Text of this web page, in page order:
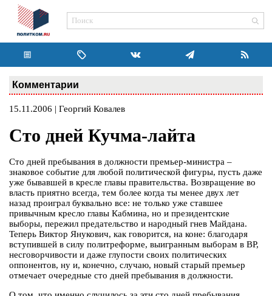
Комментарии
15.11.2006 | Георгий Ковалев
Сто дней Кучма-лайта
Сто дней пребывания в должности премьер-министра –
знаковое событие для любой политической фигуры, пусть даже
уже бывавшей в кресле главы правительства. Возвращение во
власть приятно всегда, тем более когда ты менее двух лет
назад проиграл буквально все: не только уже ставшее
привычным кресло главы Кабмина, но и президентские
выборы, пережил предательство и народный гнев Майдана.
Теперь Виктор Янукович, как говорится, на коне: благодаря
вступившей в силу политреформе, выигранным выборам в ВР,
несговорчивости и даже глупости своих политических
оппонентов, ну и, конечно, случаю, новый старый премьер
отмечает очередные сто дней пребывания в должности.